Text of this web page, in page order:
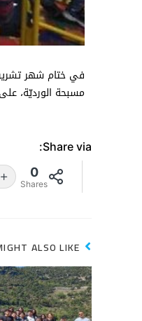
في ختام شهر
مسبحة الورديّة،
Share via:
0
Shares
ALSO LIKE